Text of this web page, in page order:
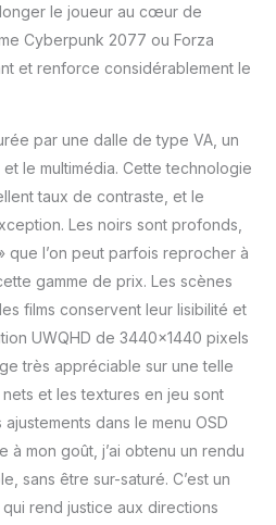
le joueur au cœur de
Cyberpunk 2077 ou Forza
et renforce considérablement le
par une dalle de type VA, un
le multimédia. Cette technologie
taux de contraste, et le
Les noirs sont profonds,
que l’on peut parfois reprocher à
gamme de prix. Les scènes
films conservent leur lisibilité et
UWQHD de 3440×1440 pixels
très appréciable sur une telle
et les textures en jeu sont
dans le menu OSD
à mon goût, j’ai obtenu un rendu
sans être sur-saturé. C’est un
rend justice aux directions